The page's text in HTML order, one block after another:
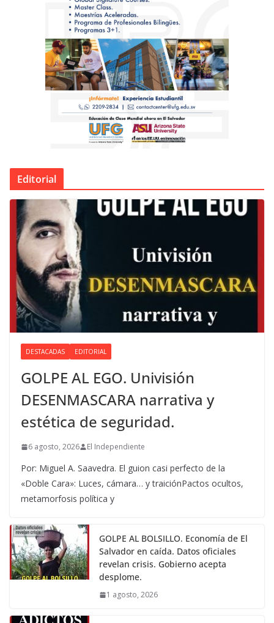
Editorial
DESTACADAS EDITORIAL
GOLPE AL EGO. Univisión
DESENMASCARA narrativa y
estética de seguridad.
6 agosto, 2026 El Independiente
Por: Miguel A. Saavedra. El guion casi perfecto de la
«Doble Cara»: Luces, cámara… y traiciónPactos ocultos,
metamorfosis política y
GOLPE AL BOLSILLO. Economía de El
Salvador en caída. Datos oficiales
revelan crisis. Gobierno acepta
desplome.
1 agosto, 2026